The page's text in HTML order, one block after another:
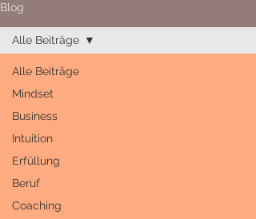
Blog
Alle Beiträge
Mindset
Business
Intuition
Erfüllung
Beruf
Coaching
Alle Beiträge